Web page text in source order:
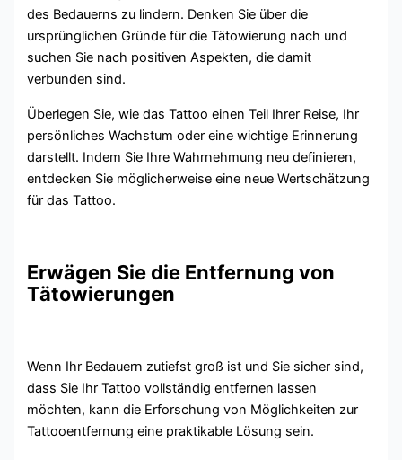
des Bedauerns zu lindern. Denken Sie über die
ursprünglichen Gründe für die Tätowierung nach und
suchen Sie nach positiven Aspekten, die damit
verbunden sind.
Überlegen Sie, wie das Tattoo einen Teil Ihrer Reise, Ihr
persönliches Wachstum oder eine wichtige Erinnerung
darstellt. Indem Sie Ihre Wahrnehmung neu definieren,
entdecken Sie möglicherweise eine neue Wertschätzung
für das Tattoo.
Erwägen Sie die Entfernung von
Tätowierungen
Wenn Ihr Bedauern zutiefst groß ist und Sie sicher sind,
dass Sie Ihr Tattoo vollständig entfernen lassen
möchten, kann die Erforschung von Möglichkeiten zur
Tattooentfernung eine praktikable Lösung sein.